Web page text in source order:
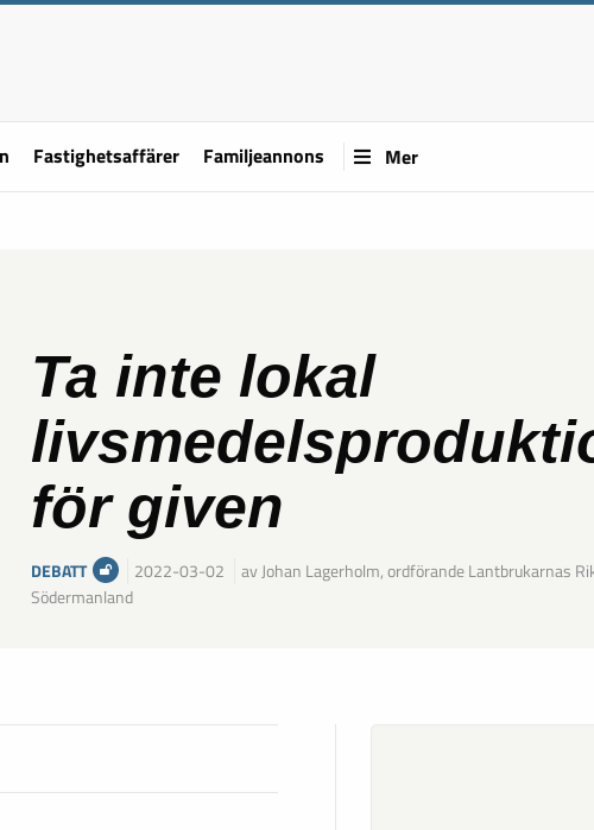
Fastighetsaffärer Familjeannons Mer
Ta inte lokal
för given
DEBATT 2022-03-02
av Johan Lagerholm, ordförande Lantbrukarnas
Södermanland